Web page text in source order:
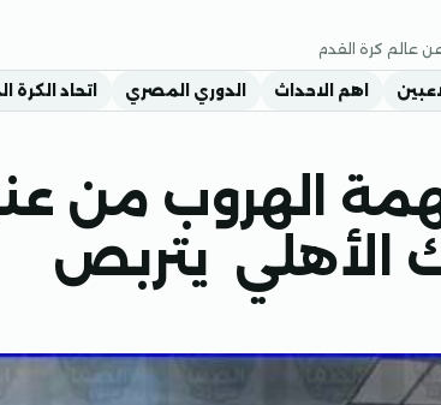
عالم كرة القدم
اهم الاحداث الدوري المصري اتحاد الكرة
الهروب من
الأهلي يتربص